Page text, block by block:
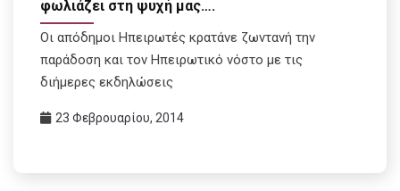
φωλιάζει στη ψυχή μας….
Οι απόδημοι Ηπειρωτές κρατάνε ζωντανή την
παράδοση και τον Ηπειρωτικό νόστο με τις
διήμερες εκδηλώσεις
23 Φεβρουαρίου, 2014